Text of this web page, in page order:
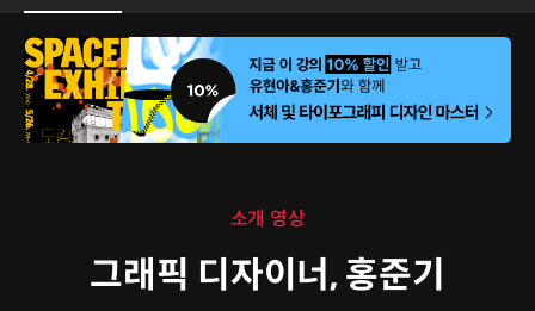
소개 영상
그래픽 디자이너, 홍준기